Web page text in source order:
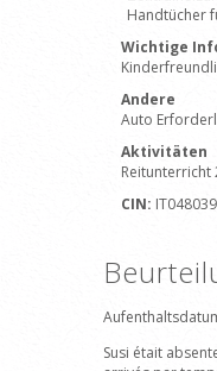
Handtücher
Wichtige
Andere
Auto
Aktivitäten
Reitunterricht
CIN:
Susi était